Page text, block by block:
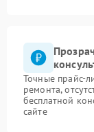
Точные прайс-
ремонта,
бесплатной
сайте